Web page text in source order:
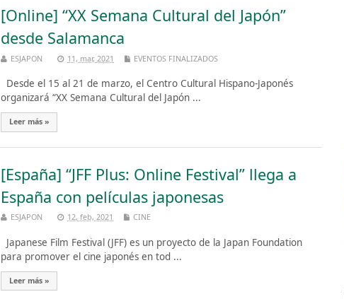
[Online] “XX Semana Cultural del Japón”
desde Salamanca
ESJAPON 11, mar, 2021 EVENTOS FINALIZADOS
Desde el 15 al 21 de marzo, el Centro Cultural Hispano-Japonés
organizará “XX Semana Cultural del Japón ...
Leer más »
[España] “JFF Plus: Online Festival” llega a
España con películas japonesas
ESJAPON 12, feb, 2021 CINE
Japanese Film Festival (JFF) es un proyecto de la Japan Foundation
para promover el cine japonés en tod ...
Leer más »